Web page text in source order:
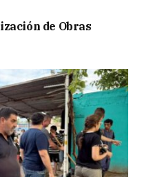
de Obras